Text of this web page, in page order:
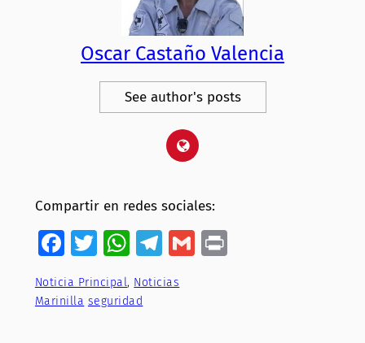
Oscar Castaño Valencia
See author's posts
Compartir en redes sociales:
Facebook
Twitter
WhatsApp
Telegram
GmailPrint
Noticia Principal, Noticias
Marinilla seguridad